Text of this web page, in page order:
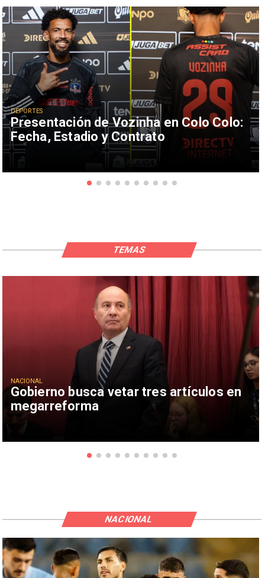
Presentación de Vozinha en Colo Colo:
Fecha, Estadio y Contrato
DEPORTES
Gobierno busca vetar tres artículos en
megarreforma
NACIONAL
TEMAS
NACIONAL